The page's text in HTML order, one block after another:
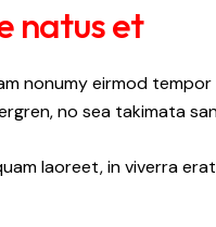
natus et
nonumy eirmod
no sea takimata
laoreet, in viverra